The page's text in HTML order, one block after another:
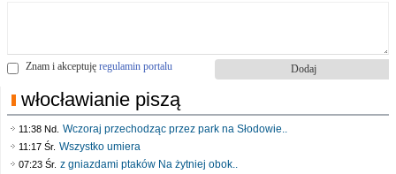
Znam i akceptuję regulamin portalu
włocławianie piszą
11:38 Nd. Wczoraj przechodząc przez park na Słodowie..
11:17 Śr. Wszystko umiera
07:23 Śr. z gniazdami ptaków Na żytniej obok..